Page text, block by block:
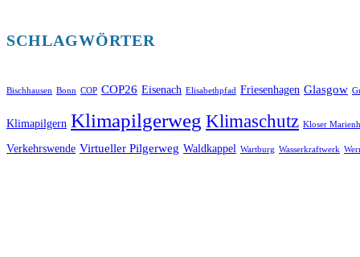
SCHLAGWÖRTER
Bischhausen Bonn COP COP26 Eisenach Elisabethpfad Friesenhagen Glasgow
Klimapilgern Klimapilgerweg Klimaschutz Kloser
Verkehrswende Virtueller Pilgerweg Waldkappel Wartburg Wasserkraftwerk